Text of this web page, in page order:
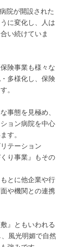
院が開設された
に変化し、人は
い続けていま
険事業も様々な
多様化し、保険
。
事態を見極め、
ョン病院を中心
す。
テーション
り事業』もその
とに他企業や行
や機関との連携
』ともいわれる
風光明媚で自然